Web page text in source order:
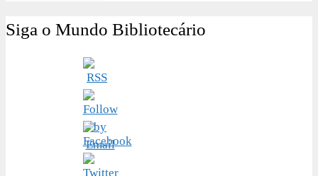
Siga o Mundo Bibliotecário